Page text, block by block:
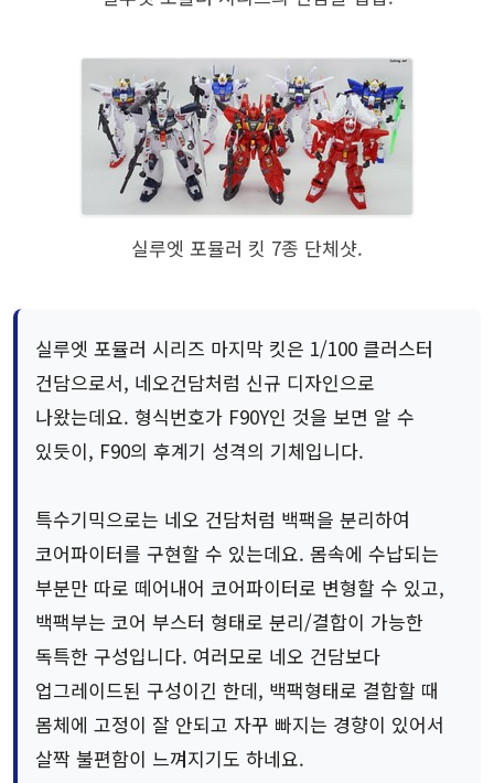
실루엣 포뮬러 킷 7종 단체샷.
실루엣 포뮬러 시리즈 마지막 킷은 1/100 클러스터
건담으로서, 네오건담처럼 신규 디자인으로
나왔는데요. 형식번호가 F90Y인 것을 보면 알 수
있듯이, F90의 후계기 성격의 기체입니다.
특수기믹으로는 네오 건담처럼 백팩을 분리하여
코어파이터를 구현할 수 있는데요. 몸속에 수납되는
부분만 따로 떼어내어 코어파이터로 변형할 수 있고,
백팩부는 코어 부스터 형태로 분리/결합이 가능한
독특한 구성입니다. 여러모로 네오 건담보다
업그레이드된 구성이긴 한데, 백팩형태로 결합할 때
몸체에 고정이 잘 안되고 자꾸 빠지는 경향이 있어서
살짝 불편함이 느껴지기도 하네요.